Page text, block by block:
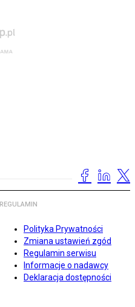
REGULAMIN
Polityka Prywatności
Zmiana ustawień zgód
Regulamin serwisu
Informacje o nadawcy
Deklaracja dostępności